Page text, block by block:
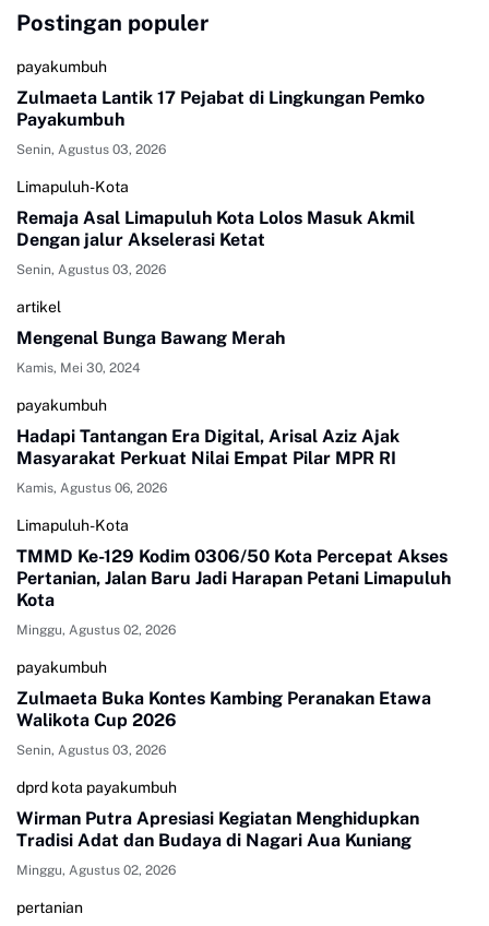
Postingan populer
payakumbuh
Zulmaeta Lantik 17 Pejabat di Lingkungan Pemko
Payakumbuh
Senin, Agustus 03, 2026
Limapuluh-Kota
Remaja Asal Limapuluh Kota Lolos Masuk Akmil
Dengan jalur Akselerasi Ketat
Senin, Agustus 03, 2026
artikel
Mengenal Bunga Bawang Merah
Kamis, Mei 30, 2024
payakumbuh
Hadapi Tantangan Era Digital, Arisal Aziz Ajak
Masyarakat Perkuat Nilai Empat Pilar MPR RI
Kamis, Agustus 06, 2026
Limapuluh-Kota
TMMD Ke-129 Kodim 0306/50 Kota Percepat Akses
Pertanian, Jalan Baru Jadi Harapan Petani Limapuluh
Kota
Minggu, Agustus 02, 2026
payakumbuh
Zulmaeta Buka Kontes Kambing Peranakan Etawa
Walikota Cup 2026
Senin, Agustus 03, 2026
dprd kota payakumbuh
Wirman Putra Apresiasi Kegiatan Menghidupkan
Tradisi Adat dan Budaya di Nagari Aua Kuniang
Minggu, Agustus 02, 2026
pertanian